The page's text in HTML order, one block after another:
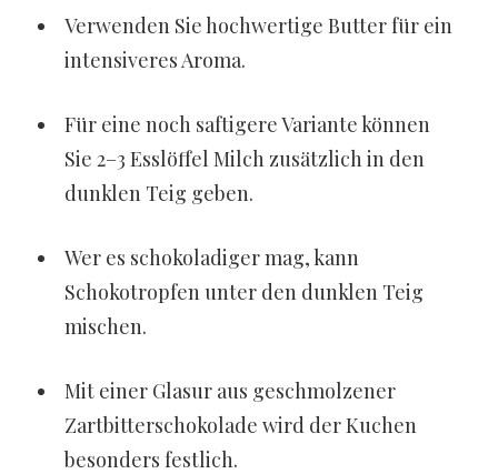
Verwenden Sie hochwertige Butter für ein
intensiveres Aroma.
Für eine noch saftigere Variante können
Sie 2–3 Esslöffel Milch zusätzlich in den
dunklen Teig geben.
Wer es schokoladiger mag, kann
Schokotropfen unter den dunklen Teig
mischen.
Mit einer Glasur aus geschmolzener
Zartbitterschokolade wird der Kuchen
besonders festlich.